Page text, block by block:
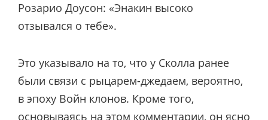
Розарио Доусон: «Энакин высоко
отзывался о тебе».
Это указывало на то, что у Сколла ранее
были связи с рыцарем-джедаем, вероятно,
в эпоху Войн клонов. Кроме того,
основываясь на этом комментарии, он ясно